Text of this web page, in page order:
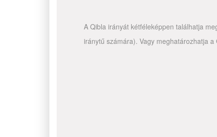
A Qibla irányát kétféleképpen találhatja
iránytű számára). Vagy meghatározhatja